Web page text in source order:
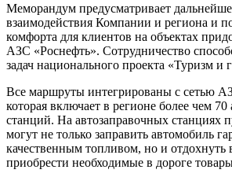
Меморандум предусматривает
взаимодействия Компании и региона и
комфорта для клиентов на объектах
АЗС «Роснефть». Сотрудничество
задач национального проекта «Туризм и
Все маршруты интегрированы с сетью
которая включает в регионе более чем
станций. На автозаправочных станциях
могут не только заправить автомобиль
качественным топливом, но и отдохнуть
приобрести необходимые в дороге